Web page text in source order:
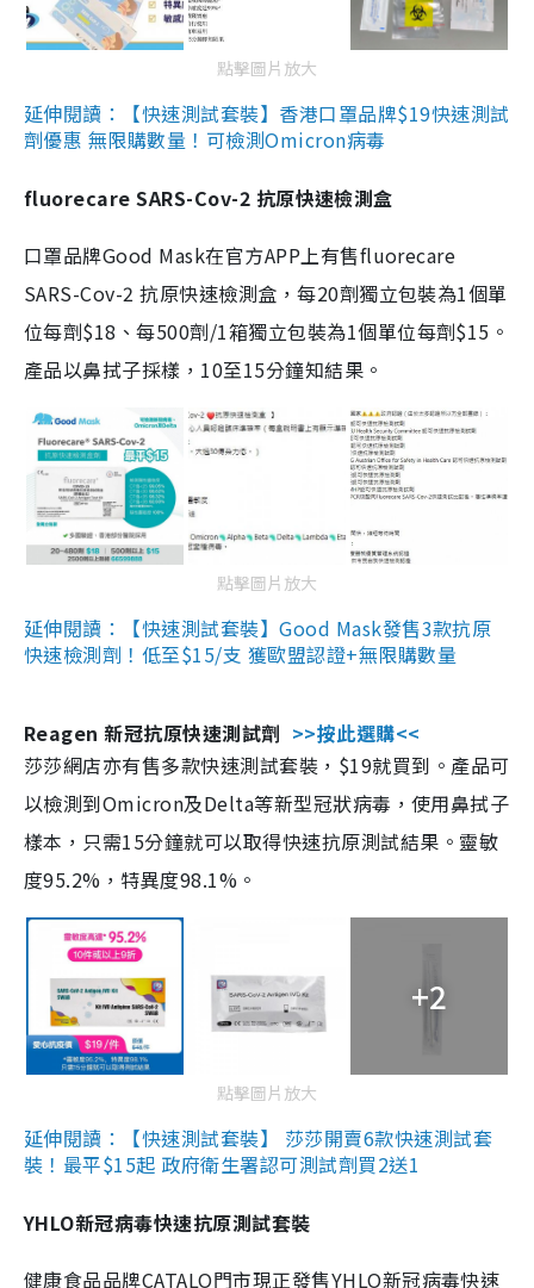
點擊圖片放大
延伸閱讀：【快速測試套裝】香港口罩品牌$19快速測試
劑優惠 無限購數量！可檢測Omicron病毒
fluorecare SARS-Cov-2 抗原快速檢測盒
口罩品牌Good Mask在官方APP上有售fluorecare
SARS-Cov-2 抗原快速檢測盒，每20劑獨立包裝為1個單
位每劑$18、每500劑/1箱獨立包裝為1個單位每劑$15。
產品以鼻拭子採樣，10至15分鐘知結果。
點擊圖片放大
延伸閱讀：【快速測試套裝】Good Mask發售3款抗原
快速檢測劑！低至$15/支 獲歐盟認證+無限購數量
Reagen 新冠抗原快速測試劑 >>按此選購<<
莎莎網店亦有售多款快速測試套裝，$19就買到。產品可
以檢測到Omicron及Delta等新型冠狀病毒，使用鼻拭子
樣本，只需15分鐘就可以取得快速抗原測試結果。靈敏
度95.2%，特異度98.1%。
+2
點擊圖片放大
延伸閱讀：【快速測試套裝】 莎莎開賣6款快速測試套
裝！最平$15起 政府衛生署認可測試劑買2送1
YHLO新冠病毒快速抗原測試套裝
健康食品品牌CATALO門市現正發售YHLO新冠病毒快速